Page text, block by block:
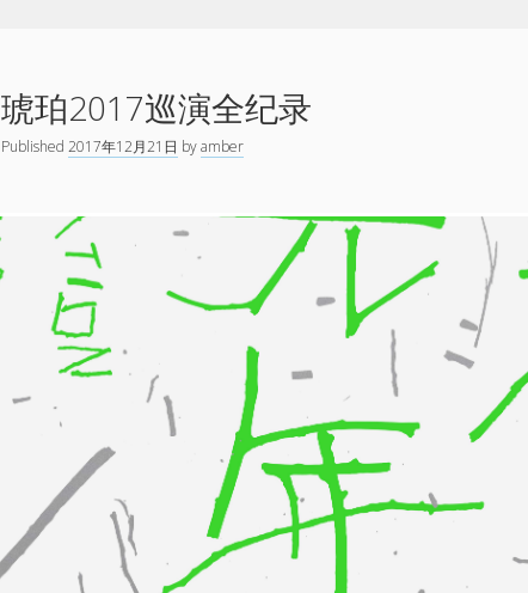
琥珀2017巡演全纪录
Published2017年12月21日 byamber